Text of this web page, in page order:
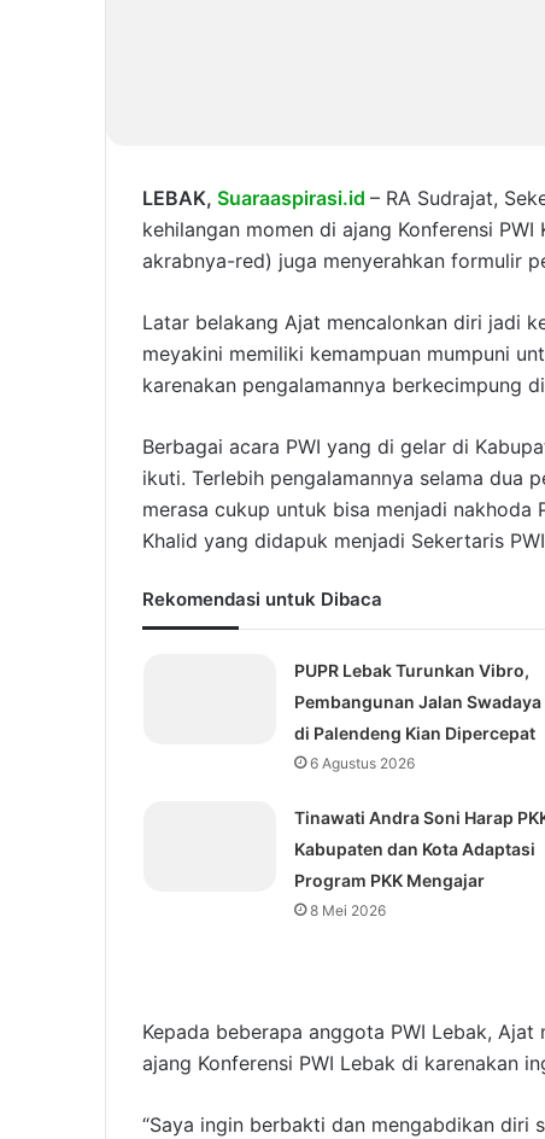
LEBAK, Suaraaspirasi.id – RA Sudrajat,
kehilangan momen di ajang Konferensi
akrabnya-red) juga menyerahkan formulir
Latar belakang Ajat mencalonkan diri jadi
meyakini memiliki kemampuan mumpuni
karenakan pengalamannya berkecimpung
Berbagai acara PWI yang di gelar di
ikuti. Terlebih pengalamannya selama dua
merasa cukup untuk bisa menjadi nakhoda
Khalid yang didapuk menjadi Sekertaris
Rekomendasi untuk Dibaca
PUPR Lebak Turunkan Vibro,
Pembangunan Jalan Swadaya
di Palendeng Kian Dipercepat
6 Agustus 2026
Tinawati Andra Soni Harap
Kabupaten dan Kota Adaptasi
Program PKK Mengajar
8 Mei 2026
Kepada beberapa anggota PWI Lebak,
ajang Konferensi PWI Lebak di karenakan
“Saya ingin berbakti dan mengabdikan diri